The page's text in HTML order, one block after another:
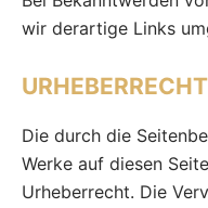
wir derartige Links
URHEBERRECHT
Die durch die
Werke auf diesen
Urheberrecht. Die